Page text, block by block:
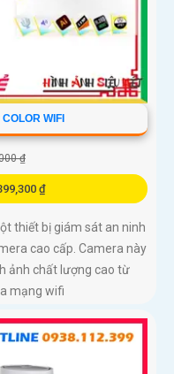
WIFI
₫
₫
thiết bị giám sát an ninh
cao cấp. Camera này
ảnh chất lượng cao từ
mạng wifi